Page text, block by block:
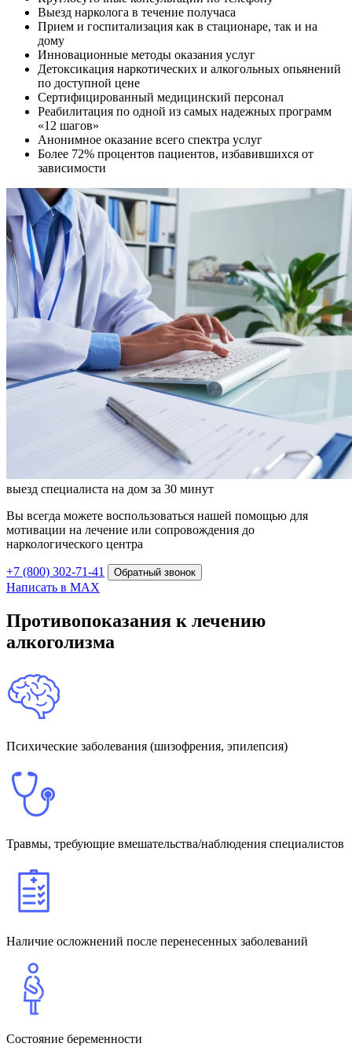
Выезд нарколога в течение получаса
Прием и госпитализация как в стационаре, так и на
дому
Инновационные методы оказания услуг
Детоксикация наркотических и алкогольных опьянений
по доступной цене
Сертифицированный медицинский персонал
Реабилитация по одной из самых надежных программ
«12 шагов»
Анонимное оказание всего спектра услуг
Более 72% процентов пациентов, избавившихся от
зависимости
выезд специалиста на дом за 30 минут
Вы всегда можете воспользоваться нашей помощью для
мотивации на лечение или сопровождения до
наркологического центра
+7 (800) 302-71-41 Обратный звонок
Написать в MAX
Противопоказания к лечению
алкоголизма
Психические заболевания (шизофрения, эпилепсия)
Травмы, требующие вмешательства/наблюдения специалистов
Наличие осложнений после перенесенных заболеваний
Состояние беременности